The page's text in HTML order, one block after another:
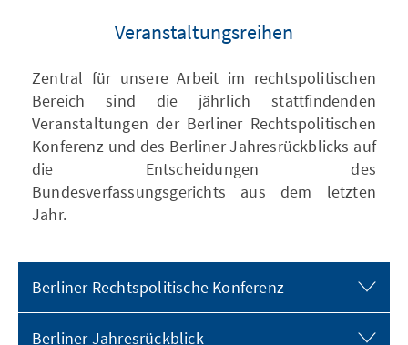
Veranstaltungsreihen
Zentral für unsere Arbeit im rechtspolitischen
Bereich sind die jährlich stattfindenden
Veranstaltungen der Berliner Rechtspolitischen
Konferenz und des Berliner Jahresrückblicks auf
die Entscheidungen des
Bundesverfassungsgerichts aus dem letzten
Jahr.
Berliner Rechtspolitische Konferenz
Berliner Jahresrückblick